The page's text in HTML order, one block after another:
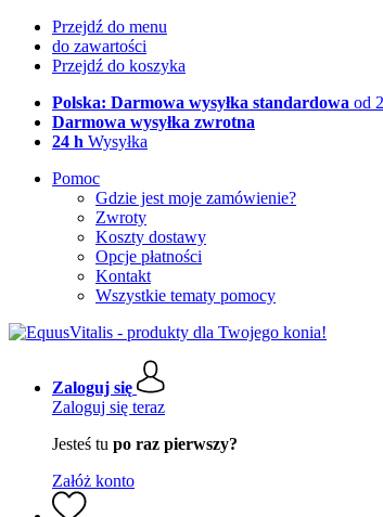
Przejdź do menu
do zawartości
Przejdź do koszyka
Polska: Darmowa wysyłka standardowa od
Darmowa wysyłka zwrotna
24 h Wysyłka
Pomoc
Gdzie jest moje zamówienie?
Zwroty
Koszty dostawy
Opcje płatności
Kontakt
Wszystkie tematy pomocy
Zaloguj się
Zaloguj się teraz
Jesteś tu po raz pierwszy?
Załóż konto